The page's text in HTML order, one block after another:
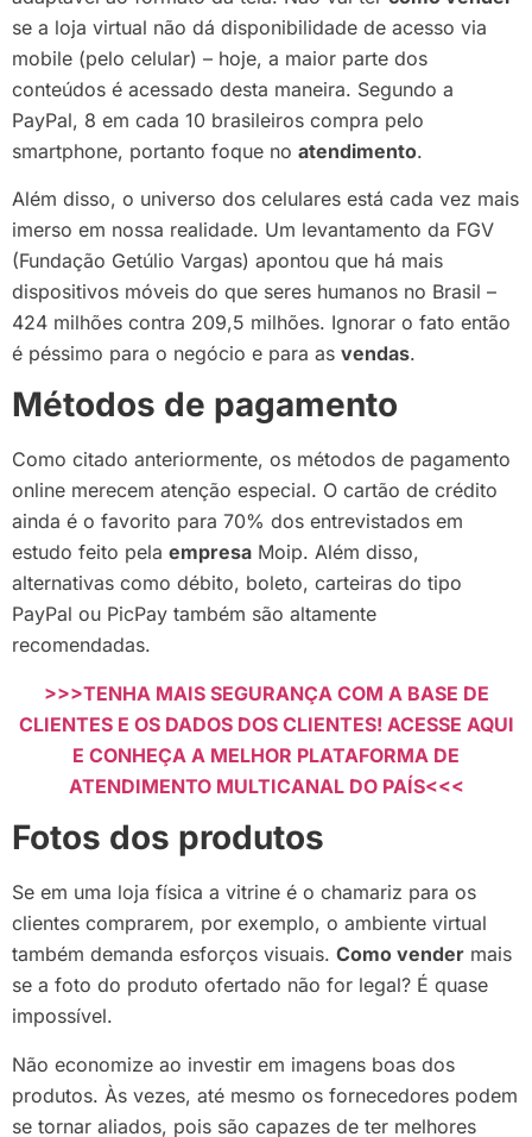
se a loja virtual não dá disponibilidade de acesso via
mobile (pelo celular) – hoje, a maior parte dos
conteúdos é acessado desta maneira. Segundo a
PayPal, 8 em cada 10 brasileiros compra pelo
smartphone, portanto foque no atendimento.
Além disso, o universo dos celulares está cada vez mais
imerso em nossa realidade. Um levantamento da FGV
(Fundação Getúlio Vargas) apontou que há mais
dispositivos móveis do que seres humanos no Brasil –
424 milhões contra 209,5 milhões. Ignorar o fato então
é péssimo para o negócio e para as vendas.
Métodos de pagamento
Como citado anteriormente, os métodos de pagamento
online merecem atenção especial. O cartão de crédito
ainda é o favorito para 70% dos entrevistados em
estudo feito pela empresa Moip. Além disso,
alternativas como débito, boleto, carteiras do tipo
PayPal ou PicPay também são altamente
recomendadas.
>>>TENHA MAIS SEGURANÇA COM A BASE DE
CLIENTES E OS DADOS DOS CLIENTES! ACESSE AQUI
E CONHEÇA A MELHOR PLATAFORMA DE
ATENDIMENTO MULTICANAL DO PAÍS<<<
Fotos dos produtos
Se em uma loja física a vitrine é o chamariz para os
clientes comprarem, por exemplo, o ambiente virtual
também demanda esforços visuais. Como vender mais
se a foto do produto ofertado não for legal? É quase
impossível.
Não economize ao investir em imagens boas dos
produtos. Às vezes, até mesmo os fornecedores podem
se tornar aliados, pois são capazes de ter melhores